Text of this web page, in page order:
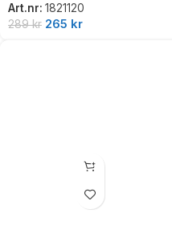
Art.nr: 1821120
289kr 265 kr